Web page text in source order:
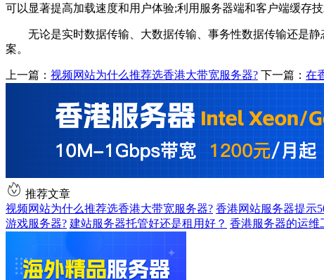
可以显著提高加载速度和用户体验;利用服务器端和客户端缓存
无论是实时数据传输、大数据传输、事务性数据传输还是静
案。
上一篇： 视频网站为什么推荐选香港大带宽服务器? 下一篇： 在
推荐文章
视频网站为什么推荐选香港大带宽服务器? 香港网站服务器提示
游戏服务器? 建站服务器托管好还是租用好？ 香港服务器的运维